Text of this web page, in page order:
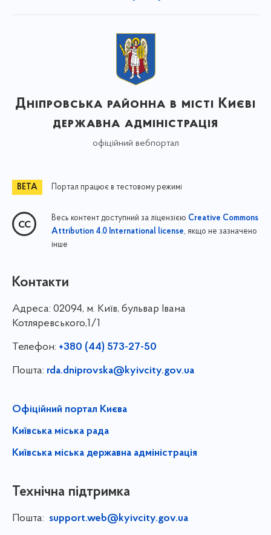
Дніпровська районна в місті Києві
державна адміністрація
офіційний вебпортал
Портал працює в тестовому режимі
Весь контент доступний за ліцензією Creative Commons
Attribution 4.0 International license, якщо не зазначено
інше
Контакти
Адреса: 02094, м. Київ, бульвар Івана
Котляревського,1/1
Телефон: +380 (44) 573-27-50
Пошта: rda.dniprovska@kyivcity.gov.ua
Офіційний портал Києва
Київська міська рада
Київська міська державна адміністрація
Технічна підтримка
Пошта: support.web@kyivcity.gov.ua